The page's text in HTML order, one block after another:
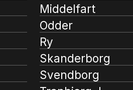
Middelfart
Odder
Ry
Skanderborg
Svendborg